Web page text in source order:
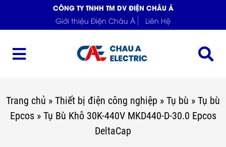
CÔNG TY TNHH TM DV ĐIỆN CHÂU Á
Giới thiệu Điện Châu Á
Liên Hệ
Trang chủ » Thiết bị điện công nghiệp » Tụ bù » Tụ bù
Epcos » Tụ Bù Khô 30K-440V MKD440-D-30.0 Epcos
DeltaCap